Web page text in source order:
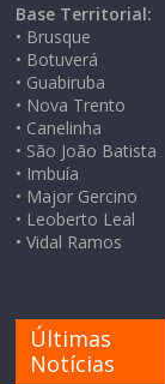
Base Territorial:
• Brusque
• Botuverá
• Guabiruba
• Nova Trento
• Canelinha
• São João Batista
• Imbuía
• Major Gercino
• Leoberto Leal
• Vidal Ramos
Últimas
Notícias